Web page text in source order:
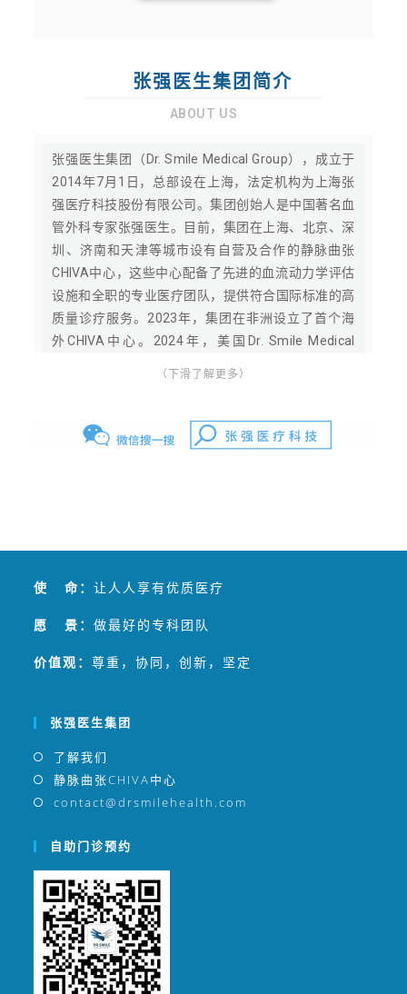
张强医生集团简介
ABOUT US
张强医生集团（Dr. Smile Medical Group），成立于
2014年7月1日，总部设在上海，法定机构为上海张
强医疗科技股份有限公司。集团创始人是中国著名血
管外科专家张强医生。目前，集团在上海、北京、深
圳、济南和天津等城市设有自营及合作的静脉曲张
CHIVA中心，这些中心配备了先进的血流动力学评估
设施和全职的专业医疗团队，提供符合国际标准的高
质量诊疗服务。2023年，集团在非洲设立了首个海
外CHIVA中心。2024年，美国Dr. Smile Medical
供者身份编码，为CHIVA中心在美落地奠定基础，标
志着CHIVA理念迈入美国医疗体系。
强医生团队在国内最早应用多项静脉曲张微创治疗技
射频消融（RFA）、CHIVA等，2017年全面启用
CHIVA替代其他微创疗法。
疗，目前下肢静脉曲张微创治疗已服务两万余例。
（下滑了解更多）
使 命：让人人享有优质医疗
愿 景：做最好的专科团队
价值观：尊重，协同，创新，坚定
张强医生集团
了解我们
静脉曲张CHIVA中心
contact@drsmilehealth.com
自助门诊预约